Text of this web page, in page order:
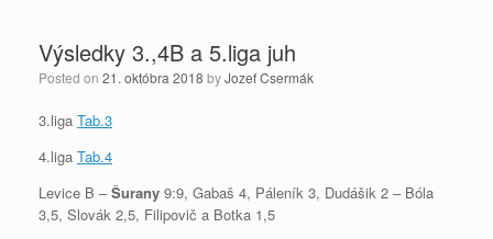
Výsledky 3.,4B a 5.liga juh
Posted on 21. októbra 2018 byJozef Csermák
3.liga Tab.3
4.liga Tab.4
Levice B –Šurany 9:9, Gabaš 4, Páleník 3, Dudášik 2 – Bóla
3,5, Slovák 2,5, Filipovič a Botka 1,5